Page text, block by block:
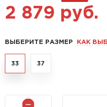
2 879 руб.
ВЫБЕРИТЕ РАЗМЕР КАК
33 37